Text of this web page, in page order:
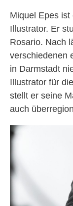
Miquel Epes
Illustrator. Er
Rosario. Nach
verschiedenen
in Darmstadt
Illustrator für
stellt er seine
auch